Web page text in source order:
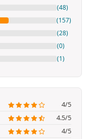
(48)
(157)
(28)
(0)
(1)
4/5
4.5/5
4/5